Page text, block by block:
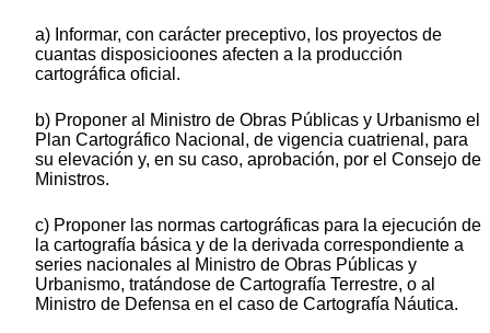
a) Informar, con carácter preceptivo, los proyectos de
cuantas disposicioones afecten a la producción
cartográfica oficial.
b) Proponer al Ministro de Obras Públicas y Urbanismo el
Plan Cartográfico Nacional, de vigencia cuatrienal, para
su elevación y, en su caso, aprobación, por el Consejo de
Ministros.
c) Proponer las normas cartográficas para la ejecución de
la cartografía básica y de la derivada correspondiente a
series nacionales al Ministro de Obras Públicas y
Urbanismo, tratándose de Cartografía Terrestre, o al
Ministro de Defensa en el caso de Cartografía Náutica.